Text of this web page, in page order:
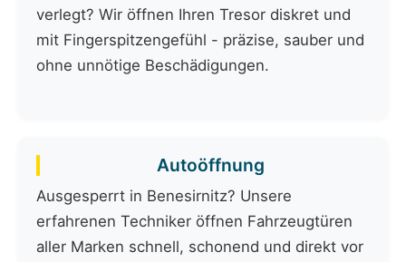
verlegt? Wir öffnen Ihren Tresor diskret und
mit Fingerspitzengefühl - präzise, sauber und
ohne unnötige Beschädigungen.
Autoöffnung
Ausgesperrt in Benesirnitz? Unsere
erfahrenen Techniker öffnen Fahrzeugtüren
aller Marken schnell, schonend und direkt vor